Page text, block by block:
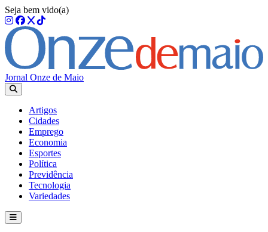
Seja bem vido(a)
Jornal Onze de Maio
Artigos
Cidades
Emprego
Economia
Esportes
Política
Previdência
Tecnologia
Variedades